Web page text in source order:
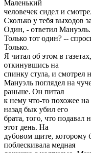
Маленький
человечек сидел и
Сколько у тебя выходов
Один, - ответил Мануэль.
Только тот один? --
Только.
Я читал об этом в
откинувшись на
спинку стула, и смотрел
Мануэль поглядел на
раньше. Он питал
к нему что-то похожее на
назад бык убил его
брата, того, что
этот день. На
дубовом щите, которому
поблескивала медная